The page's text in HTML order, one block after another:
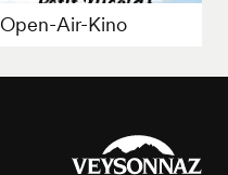
Open-Air-Kino